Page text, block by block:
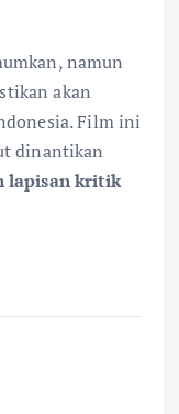
namun
akan
Film ini
dinantikan
lapisan kritik